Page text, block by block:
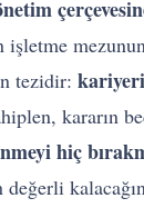
işletme
tezidir:
kararın
hiç